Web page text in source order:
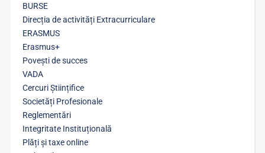
BURSE
Direcția de activități Extracurriculare
ERASMUS
Erasmus+
Povești de succes
VADA
Cercuri Științifice
Societăți Profesionale
Reglementări
Integritate Instituțională
Plăți și taxe online